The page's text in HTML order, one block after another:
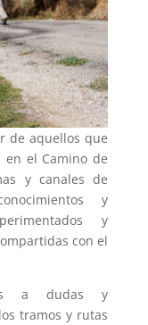
de aquellos que
en el Camino de
y canales de
y
y
con el
a dudas y
tramos y rutas